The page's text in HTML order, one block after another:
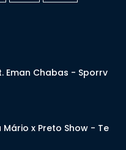
Eman Chabas - Sporrv
Mário x Preto Show - Te